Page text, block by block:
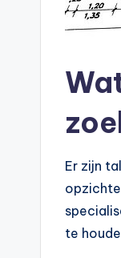
Er zijn
te